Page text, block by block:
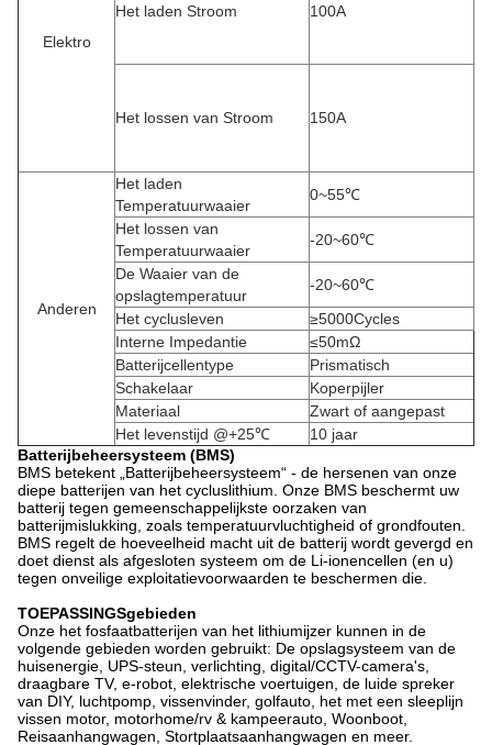
Elektro
Het laden Stroom 100A
Het lossen van Stroom 150A
Anderen
Het laden
Temperatuurwaaier
0~55℃
Het lossen van
Temperatuurwaaier
-20~60℃
De Waaier van de
opslagtemperatuur
-20~60℃
Het cyclusleven
≥5000Cycles
Interne Impedantie
≤50mΩ
Batterijcellentype
Prismatisch
Schakelaar
Koperpijler
Materiaal
Zwart of aangepast
Het levenstijd @+25℃
10 jaar
Batterijbeheersysteem (BMS)
BMS betekent „Batterijbeheersysteem“ - de hersenen van onze
diepe batterijen van het cycluslithium. Onze BMS beschermt uw
batterij tegen gemeenschappelijkste oorzaken van
batterijmislukking, zoals temperatuurvluchtigheid of grondfouten.
BMS regelt de hoeveelheid macht uit de batterij wordt gevergd en
doet dienst als afgesloten systeem om de Li-ionencellen (en u)
tegen onveilige exploitatievoorwaarden te beschermen die.
TOEPASSINGSgebieden
Onze het fosfaatbatterijen van het lithiumijzer kunnen in de
volgende gebieden worden gebruikt: De opslagsysteem van de
huisenergie, UPS-steun, verlichting, digital/CCTV-camera's,
draagbare TV, e-robot, elektrische voertuigen, de luide spreker
van DIY, luchtpomp, vissenvinder, golfauto, het met een sleeplijn
vissen motor, motorhome/rv & kampeerauto, Woonboot,
Reisaanhangwagen, Stortplaatsaanhangwagen en meer.